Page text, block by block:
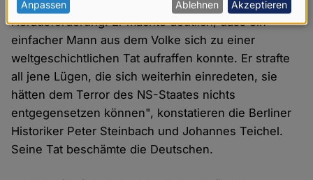
Aber warum Stauffenberg? "Georg Elser war eine
Herausforderung. Er machte deutlich, dass ein
einfacher Mann aus dem Volke sich zu einer
weltgeschichtlichen Tat aufraffen konnte. Er strafte
all jene Lügen, die sich weiterhin einredeten, sie
hätten dem Terror des NS-Staates nichts
entgegensetzen können", konstatieren die Berliner
Historiker Peter Steinbach und Johannes Teichel.
Seine Tat beschämte die Deutschen.
personenbezogenen
Daten
und
Cookies
Anpassen Ablehnen Akzeptieren